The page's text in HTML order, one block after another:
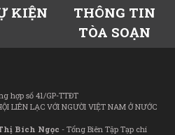
KIỆN
THÔNG TIN
TÒA SOẠN
hợp số 41/GP-TTĐT
LIÊN LẠC VỚI NGƯỜI VIỆT NAM Ở NƯỚC
Bích Ngọc - Tổng Biên Tập Tạp chí